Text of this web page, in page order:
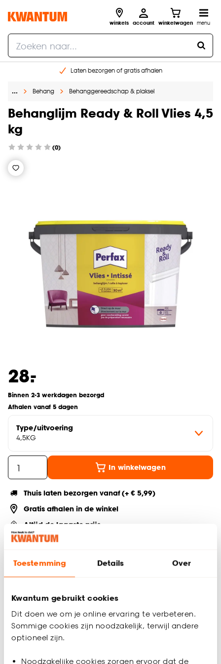
Toestemming Details Over
Kwantum gebruikt cookies
Dit doen we om je online ervaring te verbeteren.
Sommige cookies zijn noodzakelijk, terwijl andere
optioneel zijn.
Noodzakelijke cookies zorgen ervoor dat de
winkels account winkelwagen menu
Laten bezorgen of gratis afhalen
Gratis raam advies en opmeten aan huis
… Behang Behanggereedschap & plaksel
Behanglijm Ready & Roll Vlies 4,5
kg
(0)
28.
-
Binnen 2-3 werkdagen bezorgd
Afhalen vanaf 5 dagen
Type/uitvoering
4,5KG
In winkelwagen
Thuis laten bezorgen vanaf (+ € 5,99)
Gratis afhalen in de winkel
Altijd de laagste prijs
Productomschrijving
Gebruiksklare behanglijm Vlies voor het verlijmen van alle
soorten behang. De inhoud van 4,5 kg is genoeg voor 6 rollen
behang. Geen voorbereiding vereist. Direct op de muur te
gebruiken.